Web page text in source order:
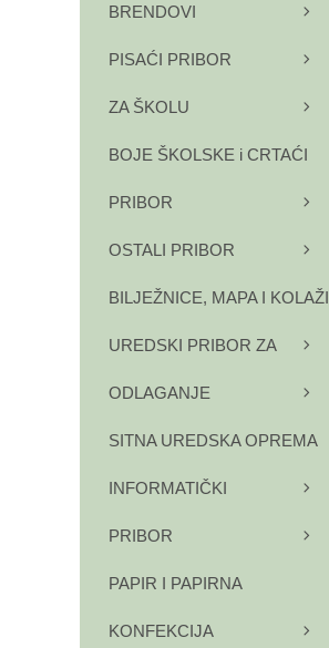
BRENDOVI
PISAĆI PRIBOR
ZA ŠKOLU
BOJE ŠKOLSKE i CRTAĆI
PRIBOR
OSTALI PRIBOR
BILJEŽNICE, MAPA I KOLAŽI
UREDSKI PRIBOR ZA
ODLAGANJE
SITNA UREDSKA OPREMA
INFORMATIČKI
PRIBOR
PAPIR I PAPIRNA
KONFEKCIJA